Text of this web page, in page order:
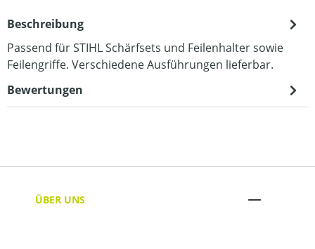
Beschreibung
Passend für STIHL Schärfsets und Feilenhalter sowie
Feilengriffe. Verschiedene Ausführungen lieferbar.
Bewertungen
ÜBER UNS